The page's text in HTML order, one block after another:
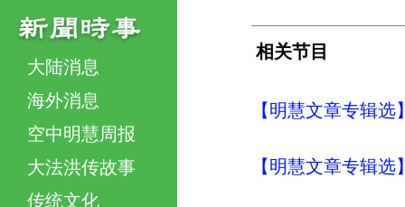
大陆消息
海外消息
空中明慧周报
大法洪传故事
传统文化
相关节目
【明慧文章专辑
【明慧文章专辑